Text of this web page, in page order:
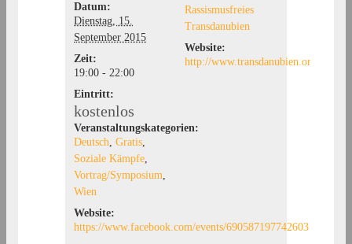
Datum:
Dienstag, 15.
September 2015
Zeit:
19:00 - 22:00
Eintritt:
kostenlos
Veranstaltungskategorien:
Deutsch,Gratis,
Soziale Kämpfe,
Vortrag/Symposium,
Wien
Website:
https://www.facebook.com/events/690587197742603
Rassismusfreies
Transdanubien
Website:
http://www.transdanubien.org